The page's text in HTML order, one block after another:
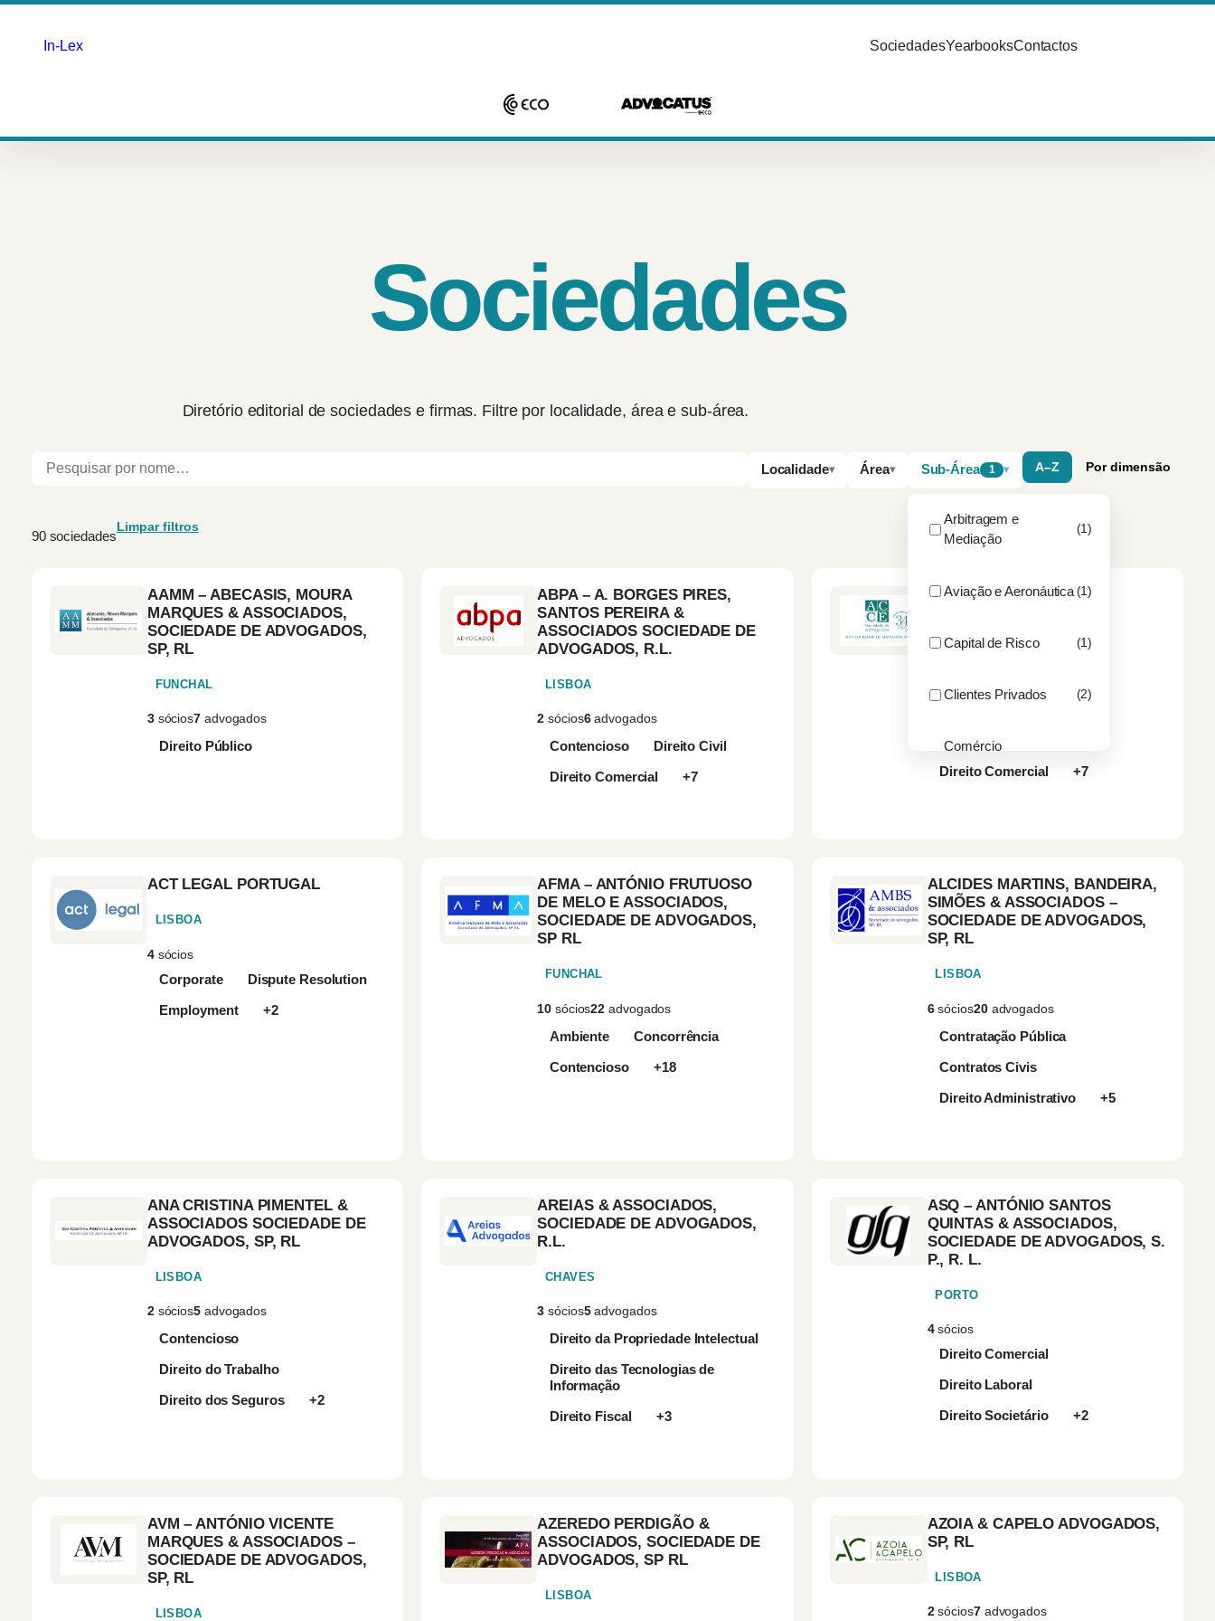
In-Lex SociedadesYearbooksContactos
Sociedades
Diretório editorial de sociedades e firmas. Filtre por localidade, área e sub-área.
Localidade Área Sub-Área 1
Arbitragem e
Mediação
(1)
Aviação e Aeronáutica (1)
Capital de Risco (1)
Clientes Privados (2)
Comércio
Internacional
Contencioso (2)
Contencioso
Contencioso Fiscal
Contra-ordenações
Contratos
Internacionais
(2)
Corporate
Governance
Direito Biomédico
A–Z Por dimensão
90 sociedades
Limpar filtros
AAMM – ABECASIS, MOURA
MARQUES & ASSOCIADOS,
SOCIEDADE DE ADVOGADOS,
SP, RL
FUNCHAL
3sócios7 advogados
Direito Público
ABPA – A. BORGES PIRES,
SANTOS PEREIRA &
ASSOCIADOS SOCIEDADE DE
ADVOGADOS, R.L.
LISBOA
2 sócios6advogados
Contencioso
Direito Civil
Direito Comercial
+7
ACCE SOCIEDADE DE
PORTO
Contratação Pública
Direito Comercial
+7
ACT LEGAL PORTUGAL
LISBOA
4sócios
Corporate
Dispute Resolution
Employment
+2
AFMA – ANTÓNIO FRUTUOSO
DE MELO E ASSOCIADOS,
SOCIEDADE DE ADVOGADOS,
SP RL
FUNCHAL
10 sócios22 advogados
Ambiente
Concorrência
Contencioso
+18
ALCIDES MARTINS, BANDEIRA,
SIMÕES & ASSOCIADOS –
SOCIEDADE DE ADVOGADOS,
SP, RL
LISBOA
6sócios20advogados
Contratação Pública
Contratos Civis
Direito Administrativo
+5
ANA CRISTINA PIMENTEL &
ASSOCIADOS SOCIEDADE DE
ADVOGADOS, SP, RL
LISBOA
2sócios5 advogados
Contencioso
Direito do Trabalho
Direito dos Seguros
+2
AREIAS & ASSOCIADOS,
SOCIEDADE DE ADVOGADOS,
R.L.
CHAVES
3 sócios5advogados
Direito da Propriedade Intelectual
Direito das Tecnologias de
Informação
Direito Fiscal
+3
ASQ – ANTÓNIO SANTOS
QUINTAS & ASSOCIADOS,
SOCIEDADE DE ADVOGADOS, S.
P., R. L.
PORTO
4sócios
Direito Comercial
Direito Laboral
Direito Societário
+2
AVM – ANTÓNIO VICENTE
MARQUES & ASSOCIADOS –
SOCIEDADE DE ADVOGADOS,
SP, RL
LISBOA
AZEREDO PERDIGÃO &
ASSOCIADOS, SOCIEDADE DE
ADVOGADOS, SP RL
LISBOA
AZOIA & CAPELO ADVOGADOS,
SP, RL
LISBOA
2sócios7advogados